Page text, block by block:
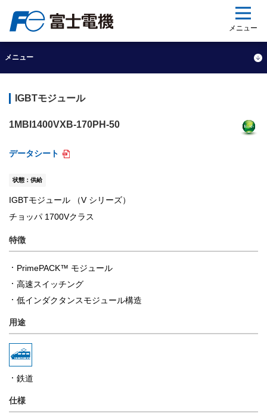
メニュー
メニュー
IGBTモジュール
1MBI1400VXB-170PH-50
データシート
状態：供給
IGBTモジュール （V シリーズ）
チョッパ 1700Vクラス
特徴
PrimePACK™ モジュール
高速スイッチング
低インダクタンスモジュール構造
用途
鉄道
仕様